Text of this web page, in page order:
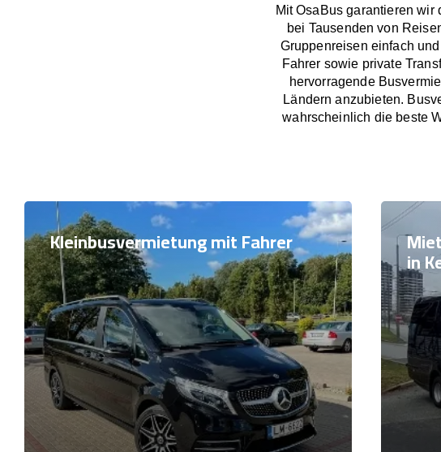
Mit OsaBus garantieren
bei Tausenden von
Gruppenreisen einfach
Fahrer sowie private
hervorragende
Ländern anzubieten.
wahrscheinlich die beste
Kleinbusvermietung mit Fahrer
in